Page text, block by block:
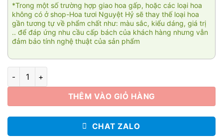
*Trong một số trường hợp giao hoa gấp, hoặc các loại hoa
không có ở shop-Hoa tươi Nguyệt Hỷ sẽ thay thế loại hoa
gần tương tự về phẩm chất như: màu sắc, kiểu dáng, giá trị
.. để đáp ứng nhu cầu cấp bách của khách hàng nhưng vẫn
đảm bảo tính nghệ thuật của sản phẩm
Khúc ca vàng số lượng
THÊM VÀO GIỎ HÀNG
CHAT ZALO